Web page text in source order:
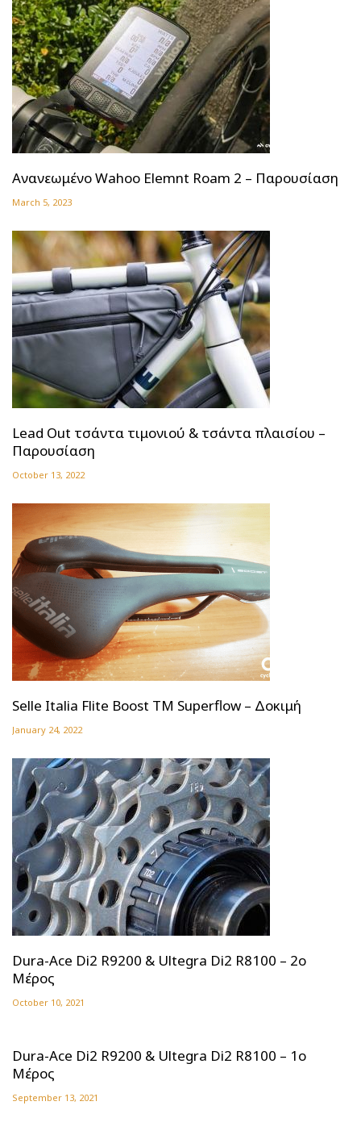
Ανανεωμένο Wahoo Elemnt Roam 2 – Παρουσίαση
March 5, 2023
Lead Out τσάντα τιμονιού & τσάντα πλαισίου –
Παρουσίαση
October 13, 2022
Selle Italia Flite Boost TM Superflow – Δοκιμή
January 24, 2022
Dura-Ace Di2 R9200 & Ultegra Di2 R8100 – 2ο
Μέρος
October 10, 2021
Dura-Ace Di2 R9200 & Ultegra Di2 R8100 – 1ο
Μέρος
September 13, 2021